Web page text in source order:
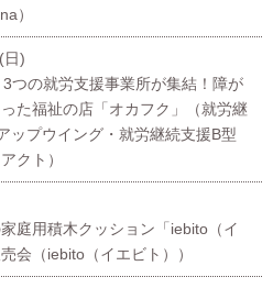
）
日)
3つの就労支援事業所が集結！障が
た福祉の店「オカフク」（就労継
ップウイング・就労継続支援B型
クト）
庭用積木クッション「iebito（イ
会（iebito（イエビト））